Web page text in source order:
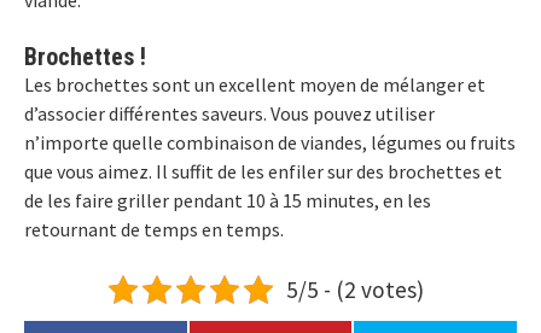
Brochettes !
Les brochettes sont un excellent moyen de mélanger et
d’associer différentes saveurs. Vous pouvez utiliser
n’importe quelle combinaison de viandes, légumes ou fruits
que vous aimez. Il suffit de les enfiler sur des brochettes et
de les faire griller pendant 10 à 15 minutes, en les
retournant de temps en temps.
5/5 - (2 votes)